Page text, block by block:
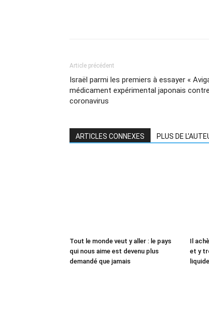
Article précédent
Israël parmi les premiers à essayer «
médicament expérimental japonais
coronavirus
ARTICLES CONNEXES PLUS DE
Tout le monde veut y aller : le pays
qui nous aime est devenu plus
demandé que jamais
Il
et y
liquide